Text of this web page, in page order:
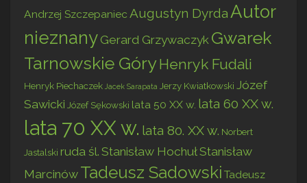
Andrzej Szczepaniec Augustyn Dyrda Autor
nieznany Gerard Grzywaczyk Gwarek
Tarnowskie GóryHenryk Fudali
Henryk Piechaczek Jacek Sarapata Jerzy Kwiatkowski Józef
Sawicki Józef Sękowski lata 50 XX w. lata 60 XX w.
lata 70 XX w. lata 80. XX w. Norbert
Jastalski ruda śl. Stanisław HochułStanisław
Marcinów Tadeusz Sadowski Tadeusz